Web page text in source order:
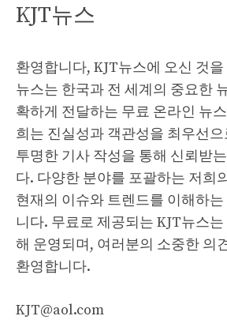
KJT뉴스
환영합니다, KJT뉴스에 오신 것
뉴스는 한국과 전 세계의 중요한
확하게 전달하는 무료 온라인 뉴
희는 진실성과 객관성을 최우선
투명한 기사 작성을 통해 신뢰받
다. 다양한 분야를 포괄하는 저희
현재의 이슈와 트렌드를 이해하
니다. 무료로 제공되는 KJT뉴스
해 운영되며, 여러분의 소중한 의
환영합니다.
KJT@aol.com